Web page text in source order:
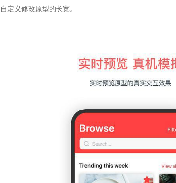
定义修改原型的长宽。